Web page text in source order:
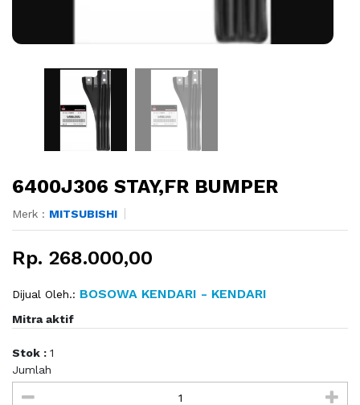
6400J306 STAY,FR BUMPER
Merk : MITSUBISHI
Rp. 268.000,00
Dijual Oleh.: BOSOWA KENDARI - KENDARI
Mitra aktif
Stok : 1
Jumlah